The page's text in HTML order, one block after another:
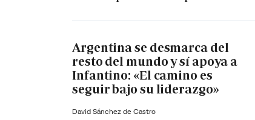
Argentina se desmarca del
resto del mundo y sí apoya a
Infantino: «El camino es
seguir bajo su liderazgo»
David Sánchez de Castro